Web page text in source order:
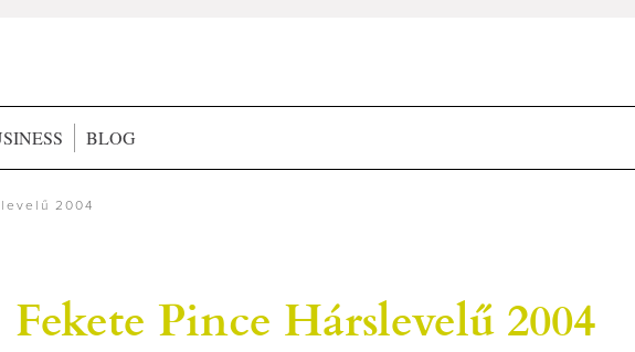
BLOG
2004
Fekete Pince Hárslevelű 2004